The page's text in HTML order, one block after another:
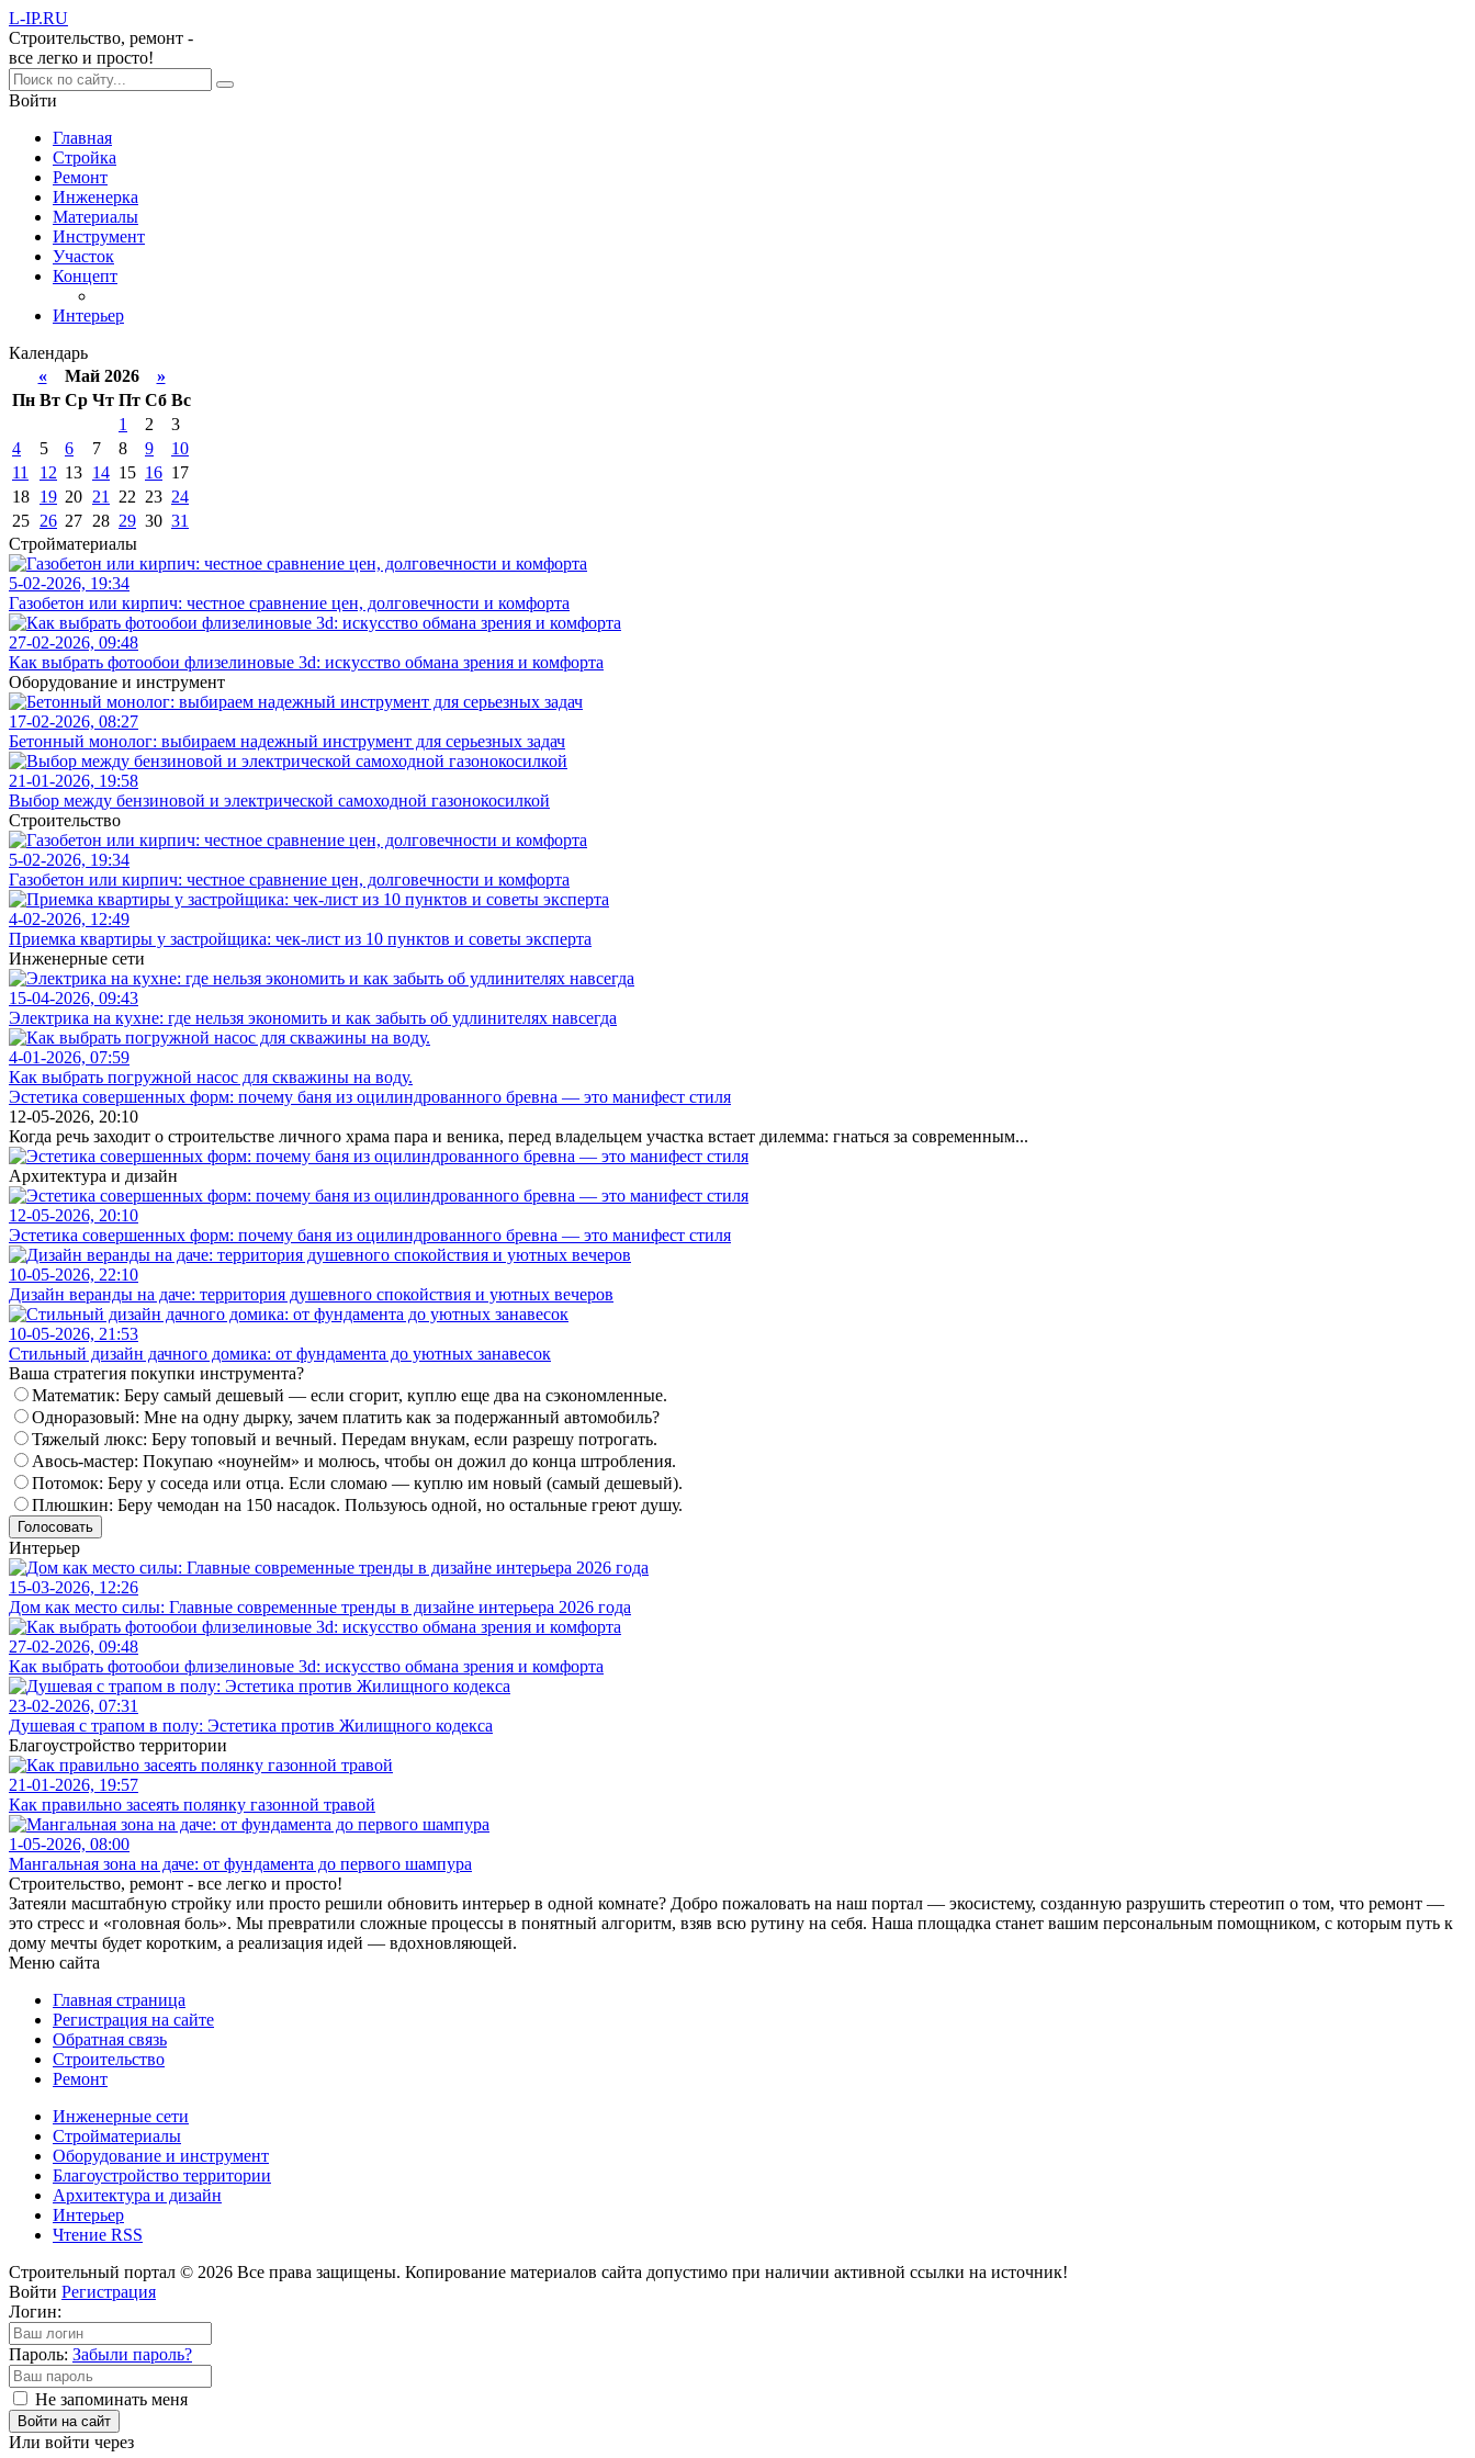
L-IP.RU
Строительство, ремонт -
все легко и просто!
Войти
Главная
Стройка
Ремонт
Инженерка
Материалы
Инструмент
Участок
Концепт
Интерьер
Календарь
«Май 2026 »
Пн Вт Ср Чт Пт Сб Вс
1
2
3
4
5 6 7 8 9
10
11
12 13 14 15 16 17
18 19 20 21 22 23 24
25 26 27 28 29 30 31
Стройматериалы
5-02-2026, 19:34
Газобетон или кирпич: честное сравнение цен, долговечности и комфорта
27-02-2026, 09:48
Как выбрать фотообои флизелиновые 3d: искусство обмана зрения и комфорта
Оборудование и инструмент
17-02-2026, 08:27
Бетонный монолог: выбираем надежный инструмент для серьезных задач
21-01-2026, 19:58
Выбор между бензиновой и электрической самоходной газонокосилкой
Строительство
5-02-2026, 19:34
Газобетон или кирпич: честное сравнение цен, долговечности и комфорта
4-02-2026, 12:49
Приемка квартиры у застройщика: чек-лист из 10 пунктов и советы эксперта
Инженерные сети
15-04-2026, 09:43
Электрика на кухне: где нельзя экономить и как забыть об удлинителях навсегда
4-01-2026, 07:59
Как выбрать погружной насос для скважины на воду.
Эстетика совершенных форм: почему баня из оцилиндрованного бревна — это манифест стиля
12-05-2026, 20:10
Когда речь заходит о строительстве личного храма пара и веника, перед владельцем участка встает дилемма: гнаться за современным...
Архитектура и дизайн
12-05-2026, 20:10
Эстетика совершенных форм: почему баня из оцилиндрованного бревна — это манифест стиля
10-05-2026, 22:10
Дизайн веранды на даче: территория душевного спокойствия и уютных вечеров
10-05-2026, 21:53
Стильный дизайн дачного домика: от фундамента до уютных занавесок
Ваша стратегия покупки инструмента?
Математик: Беру самый дешевый — если сгорит, куплю еще два на сэкономленные.
Одноразовый: Мне на одну дырку, зачем платить как за подержанный автомобиль?
Тяжелый люкс: Беру топовый и вечный. Передам внукам, если разрешу потрогать.
Авось-мастер: Покупаю «ноунейм» и молюсь, чтобы он дожил до конца штробления.
Потомок: Беру у соседа или отца. Если сломаю — куплю им новый (самый дешевый).
Плюшкин: Беру чемодан на 150 насадок. Пользуюсь одной, но остальные греют душу.
Голосовать
Интерьер
15-03-2026, 12:26
Дом как место силы: Главные современные тренды в дизайне интерьера 2026 года
27-02-2026, 09:48
Как выбрать фотообои флизелиновые 3d: искусство обмана зрения и комфорта
23-02-2026, 07:31
Душевая с трапом в полу: Эстетика против Жилищного кодекса
Благоустройство территории
21-01-2026, 19:57
Как правильно засеять полянку газонной травой
1-05-2026, 08:00
Мангальная зона на даче: от фундамента до первого шампура
Строительство, ремонт - все легко и просто!
Затеяли масштабную стройку или просто решили обновить интерьер в одной комнате? Добро пожаловать на наш портал — экосистему, созданную разрушить стереотип о том, что ремонт —
это стресс и «головная боль». Мы превратили сложные процессы в понятный алгоритм, взяв всю рутину на себя. Наша площадка станет вашим персональным помощником, с которым путь к
дому мечты будет коротким, а реализация идей — вдохновляющей.
Меню сайта
Главная страница
Регистрация на сайте
Обратная связь
Строительство
Ремонт
Инженерные сети
Стройматериалы
Оборудование и инструмент
Благоустройство территории
Архитектура и дизайн
Интерьер
Чтение RSS
Строительный портал © 2026 Все права защищены. Копирование материалов сайта допустимо при наличии активной ссылки на источник!
Войти Регистрация
Логин:
Пароль: Забыли пароль?
Не запоминать меня
Войти на сайт
Или войти через